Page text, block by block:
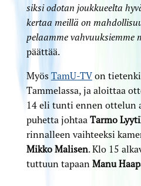
siksi odotan joukkueelta
kertaa meillä on
pelaamme vahvuuksiemme
päättää.
Myös TamU-TVon
Tammelassa, ja aloittaa
14 eli tunti ennen ottelun
puhetta johtaa Tarmo
rinnalleen vaihteeksi
Mikko Malisen. Klo 15
tuttuun tapaan Manu